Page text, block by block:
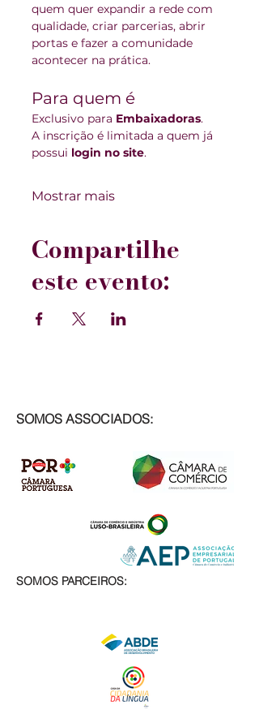
quem quer expandir a rede com
qualidade, criar parcerias, abrir
portas e fazer a comunidade
acontecer na prática.
Para quem é
Exclusivo para Embaixadoras.
A inscrição é limitada a quem já
possui login no site.
Mostrar mais
Compartilhe
este evento:
SOMOS ASSOCIADOS:
SOMOS PARCEIROS: